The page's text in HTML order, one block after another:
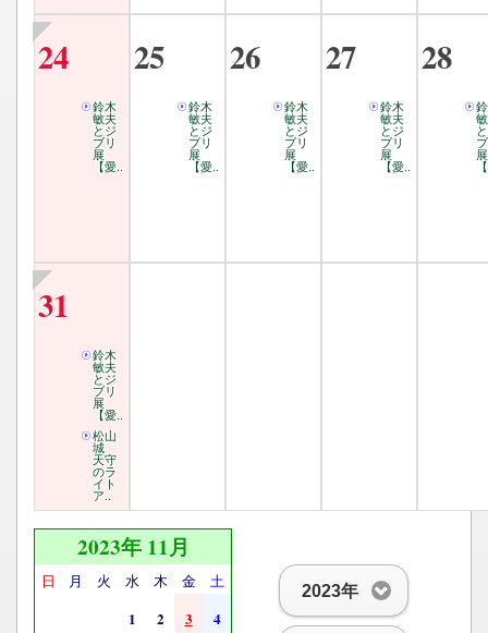
24
鈴木
敏夫
とジ
ブリ
展
【愛..
25
鈴木
敏夫
とジ
ブリ
展
【愛..
26
鈴木
敏夫
とジ
ブリ
展
【愛..
27
鈴木
敏夫
とジ
ブリ
展
【愛..
28
展
31
鈴木
敏夫
とジ
ブリ
展
【愛..
松山
城
天守
のラ
イト
ア..
2023年
2023年 11月
日 月 火 水 木 金 土
1 2 3 4